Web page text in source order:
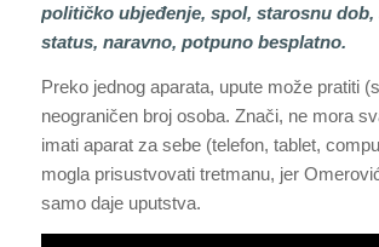
političko ubjeđenje, spol, starosnu
status, naravno, potpuno besplatno.
Preko jednog aparata, upute može pratiti
neograničen broj osoba. Znači, ne mora
imati aparat za sebe (telefon, tablet,
mogla prisustvovati tretmanu, jer
samo daje uputstva.